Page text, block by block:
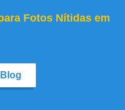
Fotos Nítidas em